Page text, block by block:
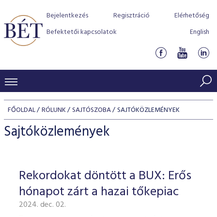
Bejelentkezés Regisztráció
Elérhetőség
Befektetői kapcsolatok
English
KERESKEDÉSI ADATOK
INDEXEK
Jelzáloglevél indexek
Vállalati kötvény indexek
Azonnali Piac
Részvények
Származékos piac
BEFEKTETŐK
Részvény szekció
Hitelpapír szekció
BÉT szabályzatok
Befektetővédelem
Alkalmazott díjstruktúra
Elszámolás
Részvény és vállalati kötvény tőzsdei bevezetését
program
BÉT Xtend - Részvénypiac egyszerűen
TŐZSDETAGOK
Tőzsdetagok, üzletkötők
VENDOROK
FŐOLDAL RÓLUNK SAJTÓSZOBA SAJTÓKÖZLEMÉNYEK
Sajtóközlemények
Rekordokat döntött a BUX: Erős
hónapot zárt a hazai tőkepiac
2024. dec. 02.